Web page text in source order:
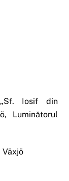
Iosif din
Luminătorul
Växjö